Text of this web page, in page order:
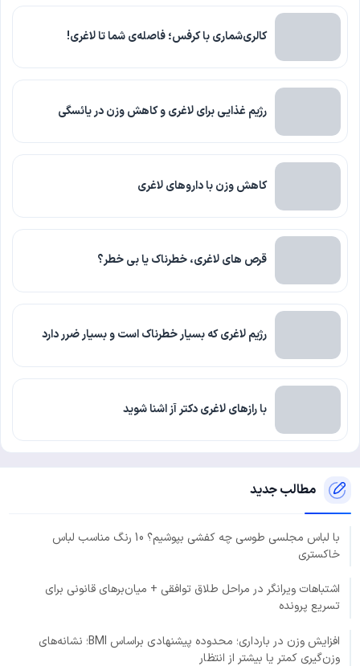
کالری‌شماری با کرفس؛ فاصله‌ی شما تا لاغری!
رژیم غذایی برای لاغری و کاهش وزن در یائسگی
کاهش وزن با داروهای لاغری
قرص های لاغری، خطرناک یا بی خطر؟
رژیم لاغری که بسیار خطرناک است و بسیار ضرر دارد
با رازهای لاغری دکتر آز اشنا شوید
مطالب جدید
با لباس مجلسی طوسی چه کفشی بپوشیم؟ 10 رنگ مناسب لباس
خاکستری
اشتباهات ویرانگر در مراحل طلاق توافقی + میان‌برهای قانونی برای
تسریع پرونده
افزایش وزن در بارداری؛ محدوده پیشنهادی براساس BMI؛ نشانه‌های
وزن‌گیری کمتر یا بیشتر از انتظار